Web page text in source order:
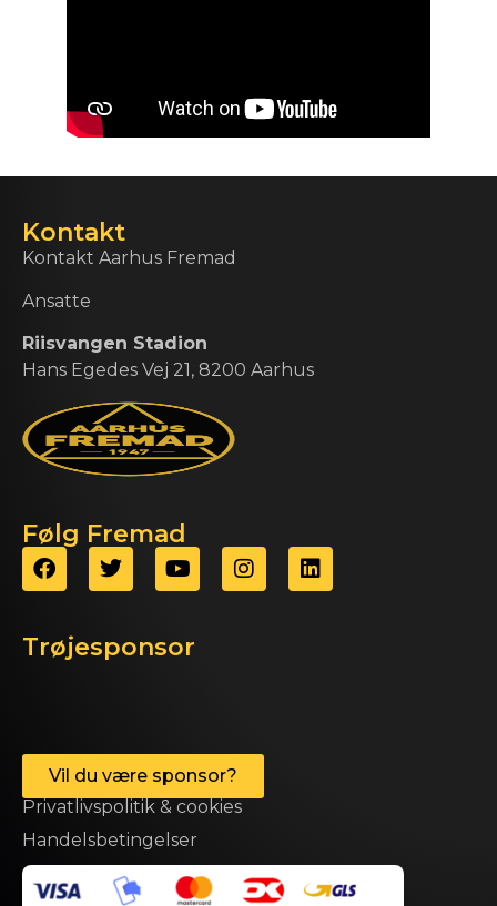
Kontakt
Kontakt Aarhus Fremad
Ansatte
Riisvangen Stadion
Hans Egedes Vej 21, 8200 Aarhus
Følg Fremad
Trøjesponsor
Vil du være sponsor?
Privatlivspolitik & cookies
Handelsbetingelser